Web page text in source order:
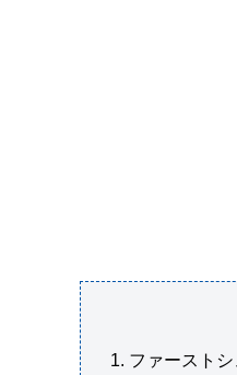
ファースト